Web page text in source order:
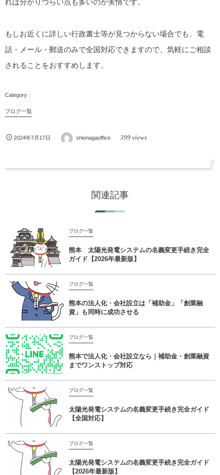
れば分かりづらい点も多いのが実情です。
もしお近くに詳しい行政書士等が見つからない場合でも、電
話・メール・郵送のみで全国対応できますので、気軽にご相談
されることをおすすめします。
ブログ一覧
2024年7月17日 shionagaoffice 399 views
関連記事
ブログ一覧
熊本 太陽光発電システムの名義変更手続き完全
ガイド【2026年最新版】
ブログ一覧
熊本の法人化・会社設立は「補助金」「創業融
資」も同時に成功させる
ブログ一覧
熊本で法人化・会社設立なら｜補助金・創業融資
までワンストップ対応
ブログ一覧
太陽光発電システムの名義変更手続き完全ガイド
【全国対応】
ブログ一覧
太陽光発電システムの名義変更手続き完全ガイド
【2026年最新版】